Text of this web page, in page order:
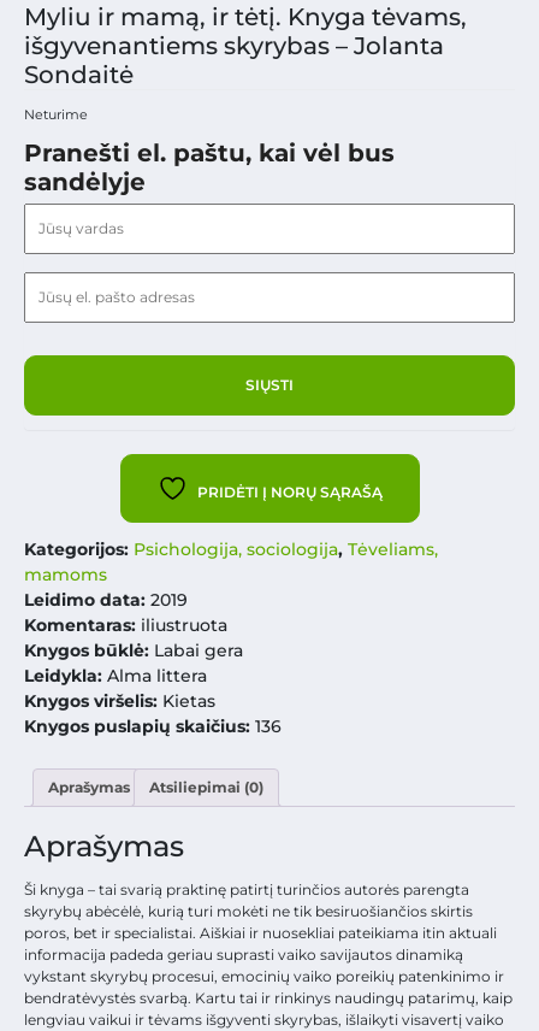
Myliu ir mamą, ir tėtį. Knyga tėvams,
išgyvenantiems skyrybas – Jolanta
Sondaitė
Neturime
Pranešti el. paštu, kai vėl bus
sandėlyje
PRIDĖTI Į NORŲ SĄRAŠĄ
Kategorijos: Psichologija, sociologija, Tėveliams,
mamoms
Leidimo data: 2019
Komentaras: iliustruota
Knygos būklė: Labai gera
Leidykla: Alma littera
Knygos viršelis: Kietas
Knygos puslapių skaičius: 136
Aprašymas Atsiliepimai (0)
Aprašymas
Ši knyga – tai svarią praktinę patirtį turinčios autorės parengta
skyrybų abėcėlė, kurią turi mokėti ne tik besiruošiančios skirtis
poros, bet ir specialistai. Aiškiai ir nuosekliai pateikiama itin aktuali
informacija padeda geriau suprasti vaiko savijautos dinamiką
vykstant skyrybų procesui, emocinių vaiko poreikių patenkinimo ir
bendratėvystės svarbą. Kartu tai ir rinkinys naudingų patarimų, kaip
lengviau vaikui ir tėvams išgyventi skyrybas, išlaikyti visavertį vaiko